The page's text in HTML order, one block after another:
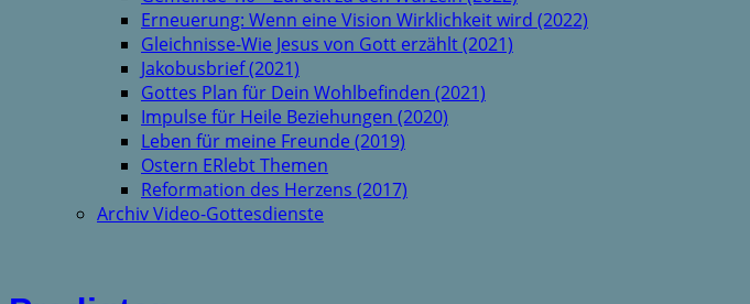
Erneuerung: Wenn eine Vision Wirklichkeit wird (2022)
Gleichnisse-Wie Jesus von Gott erzählt (2021)
Jakobusbrief (2021)
Gottes Plan für Dein Wohlbefinden (2021)
Impulse für Heile Beziehungen (2020)
Leben für meine Freunde (2019)
Ostern ERlebt Themen
Reformation des Herzens (2017)
Archiv Video-Gottesdienste